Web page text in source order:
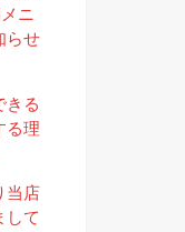
ニ
らせ
きる
る理
当店
して